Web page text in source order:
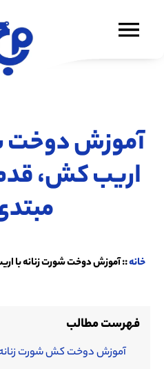
آموزش دوخت
اریب کش،
خانه::آموزش دوخت شورت زنانه با
فهرست مطالب
آموزش دوخت کش شورت